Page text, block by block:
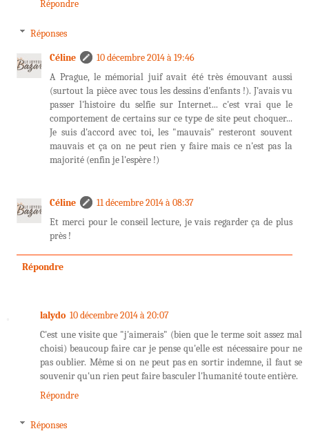
Répondre
Réponses
Céline
10 décembre 2014 à 19:46
A Prague, le mémorial juif avait été très émouvant aussi
(surtout la pièce avec tous les dessins d'enfants !). J'avais vu
passer l'histoire du selfie sur Internet... c'est vrai que le
comportement de certains sur ce type de site peut choquer...
Je suis d'accord avec toi, les "mauvais" resteront souvent
mauvais et ça on ne peut rien y faire mais ce n'est pas la
majorité (enfin je l'espère !)
Céline
11 décembre 2014 à 08:37
Et merci pour le conseil lecture, je vais regarder ça de plus
près !
Répondre
lalydo 10 décembre 2014 à 20:07
C'est une visite que "j'aimerais" (bien que le terme soit assez mal
choisi) beaucoup faire car je pense qu'elle est nécessaire pour ne
pas oublier. Même si on ne peut pas en sortir indemne, il faut se
souvenir qu'un rien peut faire basculer l'humanité toute entière.
Répondre
Réponses